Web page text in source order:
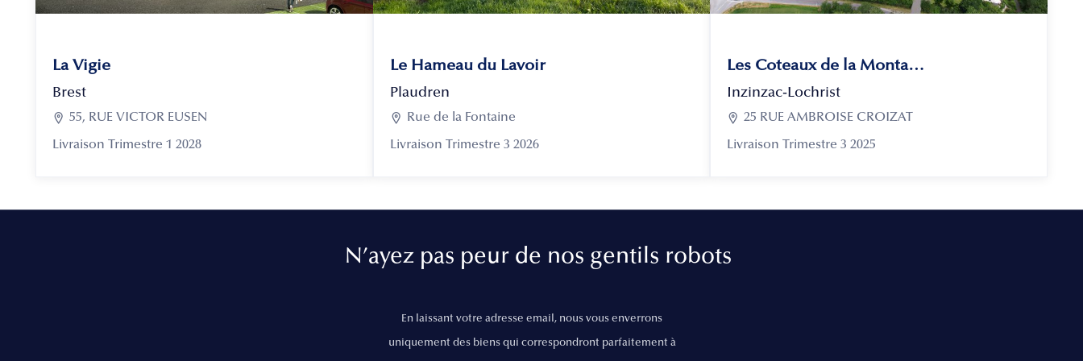
La Vigie
Brest
 55, RUE VICTOR EUSEN
Livraison Trimestre 1 2028
Le Hameau du Lavoir
Plaudren
 Rue de la Fontaine
Livraison Trimestre 3 2026
Les Coteaux de la Montagne
Inzinzac-Lochrist
 25 RUE AMBROISE CROIZAT
Livraison Trimestre 3 2025
N’ayez pas peur de nos gentils robots
En laissant votre adresse email, nous vous enverrons
uniquement des biens qui correspondront parfaitement à